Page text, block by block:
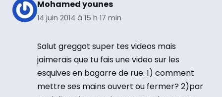
Mohamed younes
14 juin 2014 à 15 h 17 min
Salut greggot super tes videos mais
jaimerais que tu fais une video sur les
esquives en bagarre de rue. 1) comment
mettre ses mains ouvert ou fermer? 2)par